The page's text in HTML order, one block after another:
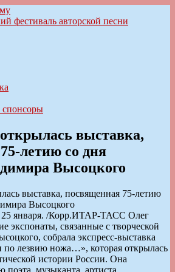
песни
спонсоры
выставка,
летию со дня
Высоцкого
января. /Корр.ИТАР-ТАСС Олег
экспонаты, связанные с творческой
собрала экспресс-выставка
по лезвию ножа…», которая открылась
истории России. Она
поэта, музыканта, артиста